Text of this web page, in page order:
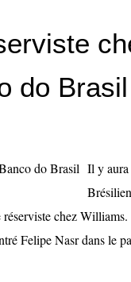
do Brasil
Il y
chez
Felipe Nasr dans le